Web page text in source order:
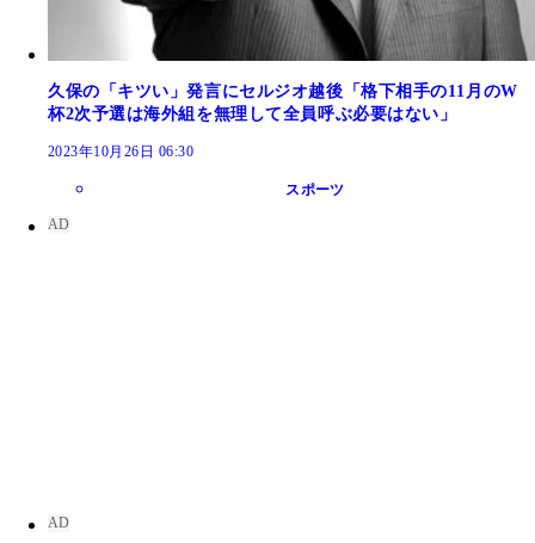
久保の「キツい」発言にセルジオ越後「格下相手の11月のW
杯2次予選は海外組を無理して全員呼ぶ必要はない」
2023年10月26日 06:30
スポーツ